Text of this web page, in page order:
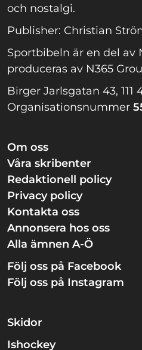
och nostalgi.
Publisher: Christian
Sportbibeln är en del av
produceras av N365
Birger Jarlsgatan 43, 111
Organisationsnummer
Om oss
Våra skribenter
Redaktionell policy
Privacy policy
Kontakta oss
Annonsera hos oss
Alla ämnen A-Ö
Följ oss på Facebook
Följ oss på Instagram
Skidor
Ishockey